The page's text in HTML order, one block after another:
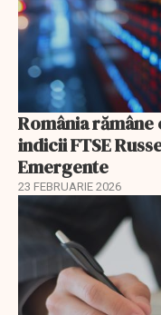
România rămâne
indicii FTSE
Emergente
23 FEBRUARIE 2026